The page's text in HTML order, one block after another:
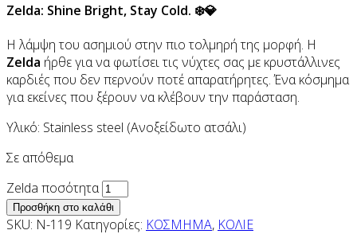
Zelda: Shine Bright, Stay Cold. ❄️💎
Η λάμψη του ασημιού στην πιο τολμηρή της μορφή. Η
Zelda ήρθε για να φωτίσει τις νύχτες σας με κρυστάλλινες
καρδιές που δεν περνούν ποτέ απαρατήρητες. Ένα κόσμημα
για εκείνες που ξέρουν να κλέβουν την παράσταση.
Υλικό: Stainless steel (Ανοξείδωτο ατσάλι)
Σε απόθεμα
Zelda ποσότητα
Προσθήκη στο καλάθι
SKU: N-119 Κατηγορίες: ΚΟΣΜΗΜΑ, ΚΟΛΙΕ